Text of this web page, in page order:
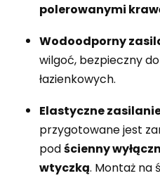
polerowanymi
Wodoodporny
wilgoć, bezpieczny
łazienkowych.
Elastyczne
przygotowane jest
podścienny
wtyczką. Montaż na